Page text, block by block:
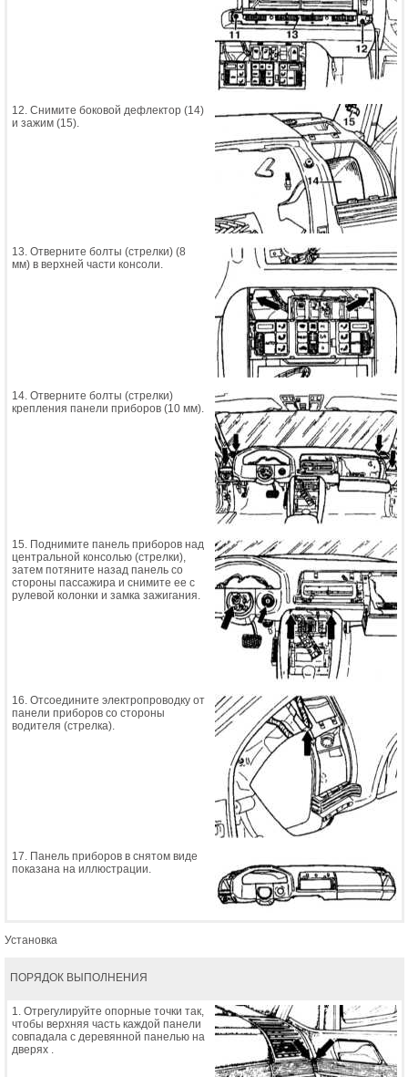
12. Снимите боковой дефлектор (14)
и зажим (15).
13. Отверните болты (стрелки) (8
мм) в верхней части консоли.
14. Отверните болты (стрелки)
крепления панели приборов (10 мм).
15. Поднимите панель приборов над
центральной консолью (стрелки),
затем потяните назад панель со
стороны пассажира и снимите ее с
рулевой колонки и замка зажигания.
16. Отсоедините электропроводку от
панели приборов со стороны
водителя (стрелка).
17. Панель приборов в снятом виде
показана на иллюстрации.
Установка
ПОРЯДОК ВЫПОЛНЕНИЯ
1. Отрегулируйте опорные точки так,
чтобы верхняя часть каждой панели
совпадала с деревянной панелью на
дверях .